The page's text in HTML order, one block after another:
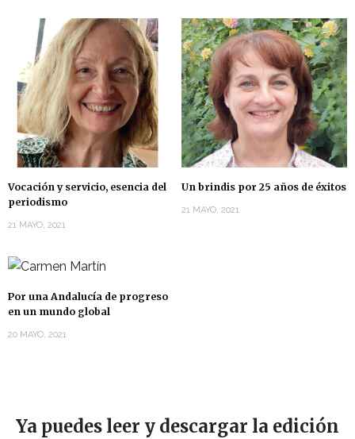
Vocación y servicio, esencia del
periodismo
21 MAYO, 2021
Un brindis por 25 años de éxitos
21 MAYO, 2021
Por una Andalucía de progreso
en un mundo global
20 MAYO, 2021
Ya puedes leer y descargar la edición